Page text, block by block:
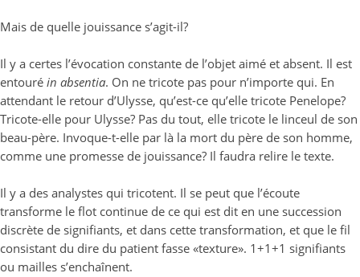
Mais de quelle jouissance s’agit-il?
Il y a certes l’évocation constante de l’objet aimé et absent. Il est
entouréin absentia. On ne tricote pas pour n’importe qui. En
attendant le retour d’Ulysse, qu’est-ce qu’elle tricote Penelope?
Tricote-elle pour Ulysse? Pas du tout, elle tricote le linceul de son
beau-père. Invoque-t-elle par là la mort du père de son homme,
comme une promesse de jouissance? Il faudra relire le texte.
Il y a des analystes qui tricotent. Il se peut que l’écoute
transforme le flot continue de ce qui est dit en une succession
discrète de signifiants, et dans cette transformation, et que le fil
consistant du dire du patient fasse «texture». 1+1+1 signifiants
ou mailles s’enchaînent.